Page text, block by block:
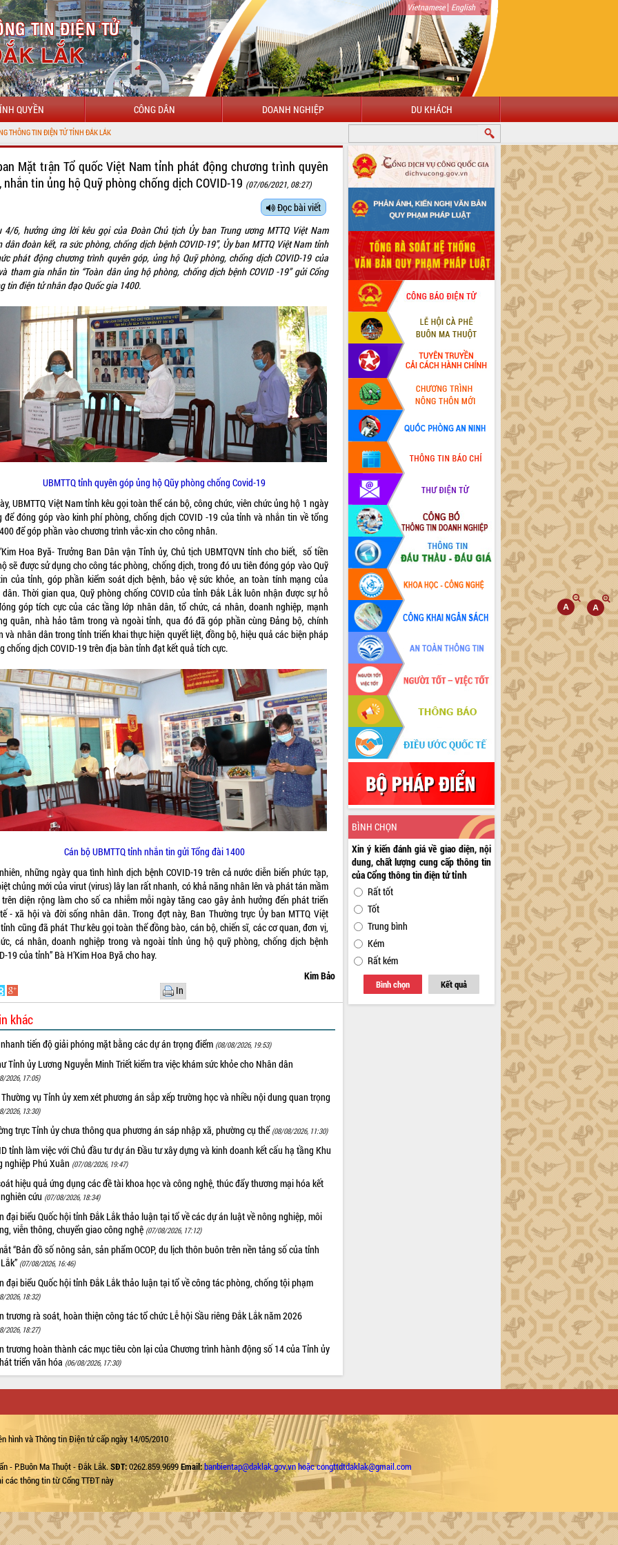
Vietnamese| English
QUYỀN CÔNG DÂN DOANH NGHIỆP DU KHÁCH
CHÀO MỪNG ĐẾN VỚI CỔNG THÔNG TIN ĐIỆN TỬ TỈNH ĐẮK LẮK
Mặt trận Tổ quốc Việt Nam tỉnh phát động chương trình quyên
nhắn tin ủng hộ Quỹ phòng chống dịch COVID-19 (07/06/2021, 08:27)
Đọc bài viết
4/6, hưởng ứng lời kêu gọi của Đoàn Chủ tịch Ủy ban Trung ương MTTQ Việt Nam
dân đoàn kết, ra sức phòng, chống dịch bệnh COVID-19”, Ủy ban MTTQ Việt Nam tỉnh
phát động chương trình quyên góp, ủng hộ Quỹ phòng, chống dịch COVID-19 của
tham gia nhắn tin “Toàn dân ủng hộ phòng, chống dịch bệnh COVID -19” gửi Cổng
tin điện tử nhân đạo Quốc gia 1400.
UBMTTQ tỉnh quyên góp ủng hộ Qũy phòng chống Covid-19
UBMTTQ Việt Nam tỉnh kêu gọi toàn thể cán bộ, công chức, viên chức ủng hộ 1 ngày
để đóng góp vào kinh phí phòng, chống dịch COVID -19 của tỉnh và nhắn tin về tổng
để góp phần vào chương trình vắc-xin cho công nhân.
Hoa Byă- Trưởng Ban Dân vận Tỉnh ủy, Chủ tịch UBMTQVN tỉnh cho biết, số tiền
sẽ được sử dụng cho công tác phòng, chống dịch, trong đó ưu tiên đóng góp vào Quỹ
của tỉnh, góp phần kiểm soát dịch bệnh, bảo vệ sức khỏe, an toàn tính mạng của
dân. Thời gian qua, Quỹ phòng chống COVID của tỉnh Đắk Lắk luôn nhận được sự hỗ
góp tích cực của các tầng lớp nhân dân, tổ chức, cá nhân, doanh nghiệp, mạnh
quân, nhà hảo tâm trong và ngoài tỉnh, qua đó đã góp phần cùng Đảng bộ, chính
và nhân dân trong tỉnh triển khai thực hiện quyết liệt, đồng bộ, hiệu quả các biện pháp
chống dịch COVID-19 trên địa bàn tỉnh đạt kết quả tích cực.
Cán bộ UBMTTQ tỉnh nhắn tin gửi Tổng đài 1400
những ngày qua tình hình dịch bệnh COVID-19 trên cả nước diễn biến phức tạp,
chủng mới của virut (virus) lây lan rất nhanh, có khả năng nhân lên và phát tán mầm
trên diện rộng làm cho số ca nhiễm mỗi ngày tăng cao gây ảnh hưởng đến phát triển
- xã hội và đời sống nhân dân. Trong đợt này, Ban Thường trực Ủy ban MTTQ Việt
cũng đã phát Thư kêu gọi toàn thể đồng bào, cán bộ, chiến sĩ, các cơ quan, đơn vị,
cá nhân, doanh nghiệp trong và ngoài tỉnh ủng hộ quỹ phòng, chống dịch bệnh
19 của tỉnh” Bà H’Kim Hoa Byă cho hay.
Kim Bảo
In
khác
tiến độ giải phóng mặt bằng các dự án trọng điểm (08/08/2026, 19:53)
Tỉnh ủy Lương Nguyễn Minh Triết kiểm tra việc khám sức khỏe cho Nhân dân
2026, 17:05)
vụ Tỉnh ủy xem xét phương án sắp xếp trường học và nhiều nội dung quan trọng
2026, 13:30)
trực Tỉnh ủy chưa thông qua phương án sáp nhập xã, phường cụ thể (08/08/2026, 11:30)
tỉnh làm việc với Chủ đầu tư dự án Đầu tư xây dựng và kinh doanh kết cấu hạ tầng Khu
nghiệp Phú Xuân (07/08/2026, 19:47)
hiệu quả ứng dụng các đề tài khoa học và công nghệ, thúc đẩy thương mại hóa kết
cứu (07/08/2026, 18:34)
đại biểu Quốc hội tỉnh Đắk Lắk thảo luận tại tổ về các dự án luật về nông nghiệp, môi
viễn thông, chuyển giao công nghệ (07/08/2026, 17:12)
“Bản đồ số nông sản, sản phẩm OCOP, du lịch thôn buôn trên nền tảng số của tỉnh
(07/08/2026, 16:46)
đại biểu Quốc hội tỉnh Đắk Lắk thảo luận tại tổ về công tác phòng, chống tội phạm
2026, 18:32)
trương rà soát, hoàn thiện công tác tổ chức Lễ hội Sầu riêng Đắk Lắk năm 2026
2026, 18:27)
trương hoàn thành các mục tiêu còn lại của Chương trình hành động số 14 của Tỉnh ủy
triển văn hóa (06/08/2026, 17:30)
BÌNH CHỌN
Xin ý kiến đánh giá về giao diện, nội
dung, chất lượng cung cấp thông tin
của Cổng thông tin điện tử tỉnh
Rất tốt
Tốt
Trung bình
Kém
Rất kém
Bình chọn Kết quả
hình và Thông tin Điện tử cấp ngày 14/05/2010
- P.Buôn Ma Thuột - Đắk Lắk.SĐT:0262.859.9699Email:banbientap@daklak.gov.vn hoặc congttdtdaklak@gmail.com
các thông tin từ Cổng TTĐT này